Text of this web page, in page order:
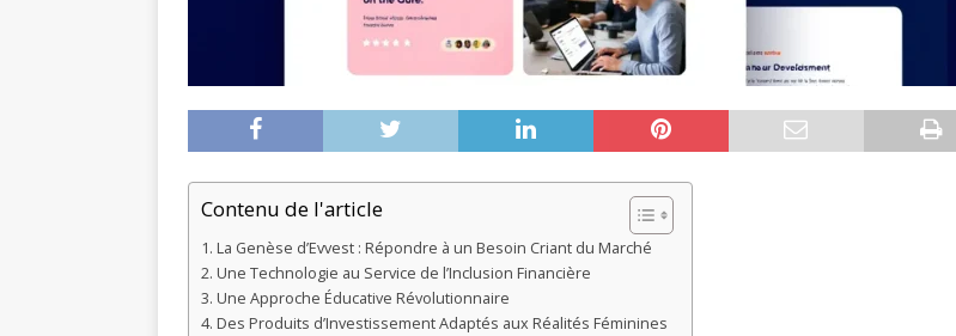
Contenu de l'article
La Genèse d’Evvest : Répondre à un Besoin Criant du Marché
Une Technologie au Service de l’Inclusion Financière
Une Approche Éducative Révolutionnaire
Des Produits d’Investissement Adaptés aux Réalités Féminines